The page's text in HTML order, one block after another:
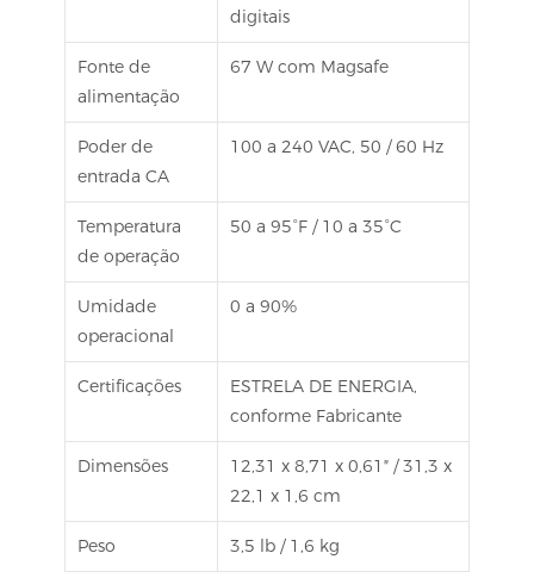
digitais
Fonte de
alimentação
67 W com Magsafe
Poder de
entrada CA
100 a 240 VAC, 50 / 60 Hz
Temperatura
de operação
50 a 95°F / 10 a 35°C
Umidade
operacional
0 a 90%
Certificações
ESTRELA DE ENERGIA,
conforme Fabricante
Dimensões
12,31 x 8,71 x 0,61″ / 31,3 x
22,1 x 1,6 cm
Peso 3,5 lb / 1,6 kg